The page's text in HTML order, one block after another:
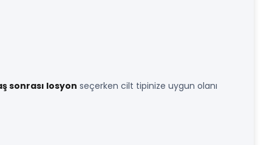
sonrası losyon seçerken cilt tipinize uygun olanı